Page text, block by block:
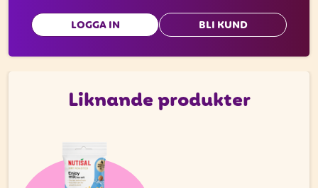
LOGGA IN BLI KUND
Liknande produkter